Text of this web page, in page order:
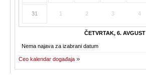
31 1 2 3 4
ČETVRTAK, 6. AVGUST
Nema najava za izabrani datum
Ceo kalendar događaja